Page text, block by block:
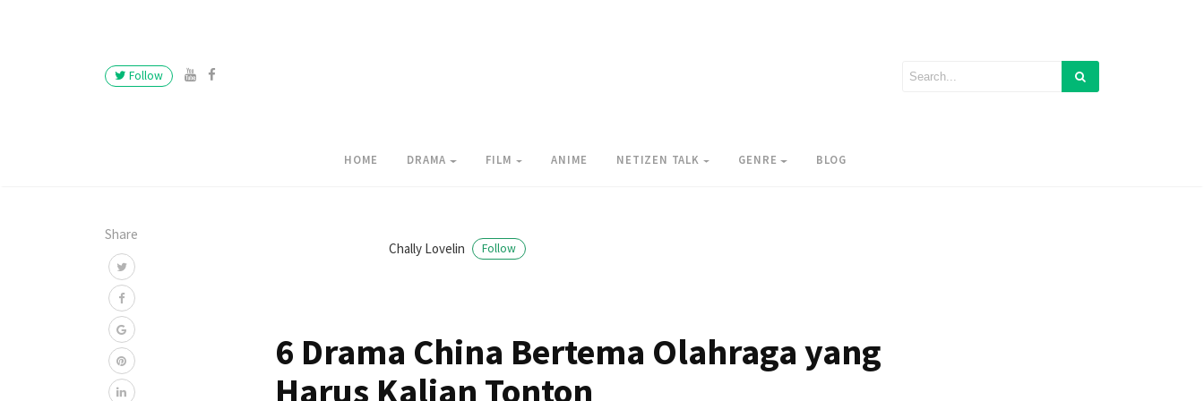
Follow
HOME DRAMA FILM ANIME NETIZEN TALK GENRE BLOG
Share
Chally Lovelin Follow
6 Drama China Bertema Olahraga yang
Harus Kalian Tonton